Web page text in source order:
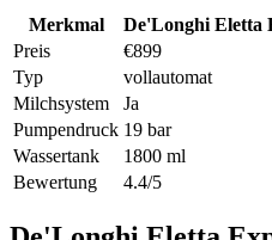
Merkmal De'Longhi Eletta
Preis
€899
Typ
vollautomat
Milchsystem
Ja
Pumpendruck 19 bar
Wassertank
1800 ml
Bewertung
4.4/5